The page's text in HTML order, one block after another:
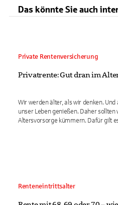
Das könnte Sie auch
Private Rentenversicherung
Privatrente: Gut dran im
Wir werden älter, als wir denken.
unser Leben genießen. Daher sollten
Altersvorsorge kümmern. Dafür gilt
Renteneintrittsalter